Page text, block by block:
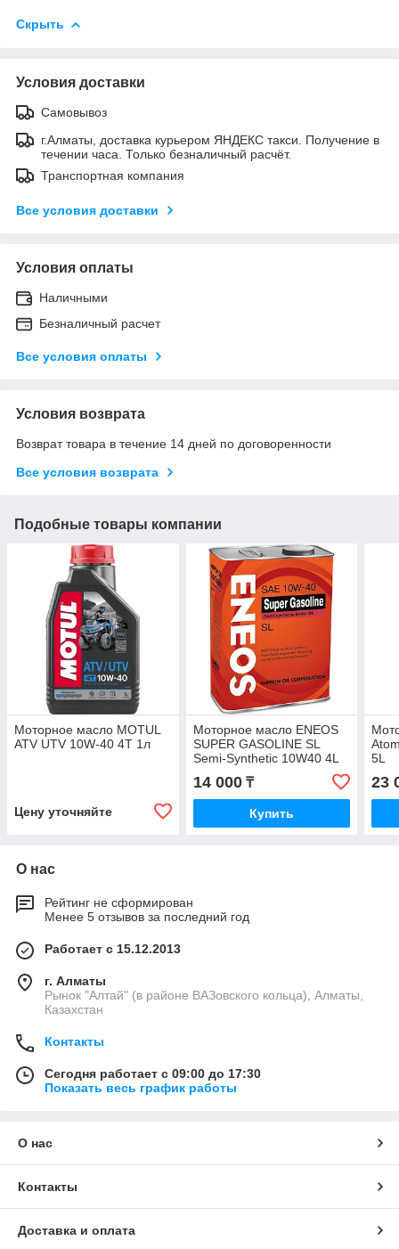
Скрыть
Условия доставки
Самовывоз
г.Алматы, доставка курьером ЯНДЕКС такси. Получение в
течении часа. Только безналичный расчёт.
Транспортная компания
Все условия доставки
Условия оплаты
Наличными
Безналичный расчет
Все условия оплаты
Условия возврата
Возврат товара в течение 14 дней по договоренности
Все условия возврата
Подобные товары компании
Моторное масло MOTUL
ATV UTV 10W-40 4T 1л
Цену уточняйте
Моторное масло ENEOS
SUPER GASOLINE SL
Semi-Synthetic 10W40 4L
14 000₸
Купить
5L
23
О нас
Рейтинг не сформирован
Менее 5 отзывов за последний год
Работает с 15.12.2013
г. Алматы
Рынок "Алтай" (в районе ВАЗовского кольца), Алматы,
Казахстан
Контакты
Сегодня работает с 09:00 до 17:30
Показать весь график работы
О нас
Контакты
Доставка и оплата